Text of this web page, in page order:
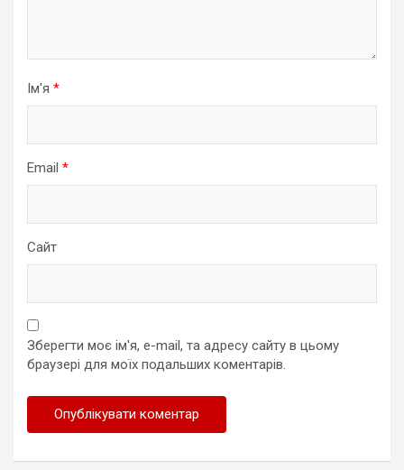
Ім'я *
Email *
Сайт
Зберегти моє ім'я, e-mail, та адресу сайту в цьому
браузері для моїх подальших коментарів.